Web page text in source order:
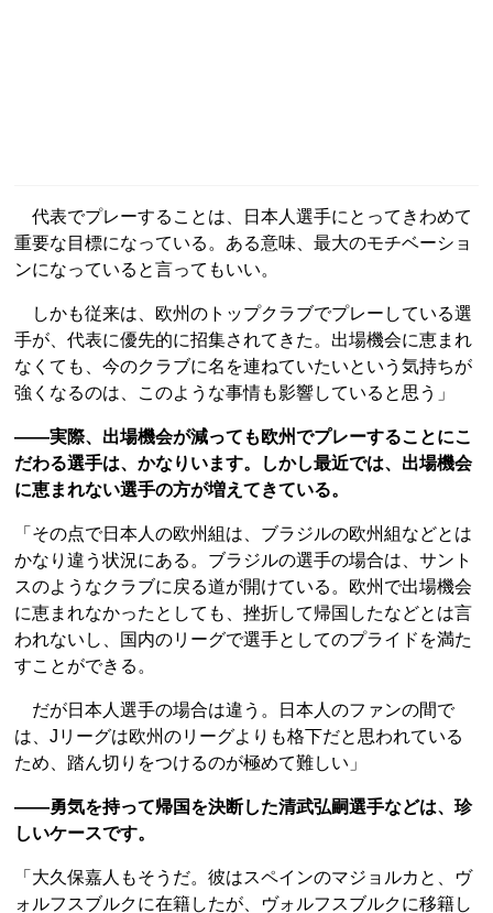
代表でプレーすることは、日本人選手にとってきわめて
重要な目標になっている。ある意味、最大のモチベーショ
ンになっていると言ってもいい。
しかも従来は、欧州のトップクラブでプレーしている選
手が、代表に優先的に招集されてきた。出場機会に恵まれ
なくても、今のクラブに名を連ねていたいという気持ちが
強くなるのは、このような事情も影響していると思う」
――実際、出場機会が減っても欧州でプレーすることにこ
だわる選手は、かなりいます。しかし最近では、出場機会
に恵まれない選手の方が増えてきている。
「その点で日本人の欧州組は、ブラジルの欧州組などとは
かなり違う状況にある。ブラジルの選手の場合は、サント
スのようなクラブに戻る道が開けている。欧州で出場機会
に恵まれなかったとしても、挫折して帰国したなどとは言
われないし、国内のリーグで選手としてのプライドを満た
すことができる。
だが日本人選手の場合は違う。日本人のファンの間で
は、Jリーグは欧州のリーグよりも格下だと思われている
ため、踏ん切りをつけるのが極めて難しい」
――勇気を持って帰国を決断した清武弘嗣選手などは、珍
しいケースです。
「大久保嘉人もそうだ。彼はスペインのマジョルカと、ヴ
ォルフスブルクに在籍したが、ヴォルフスブルクに移籍し